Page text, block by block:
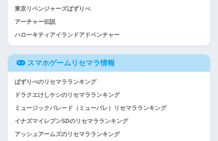
東京リベンジャーズぱずりべ
アーチャー伝説
ハローキティアイランドアドベンチャー
スマホゲームリセマラ情報
ぱずりべのリセマラランキング
ドラクエけしケシのリセマラランキング
ミュージックパレード（ミューパレ）リセマラランキング
イナズマイレブンSDのリセマラランキング
アッシュアームズのリセマラランキング